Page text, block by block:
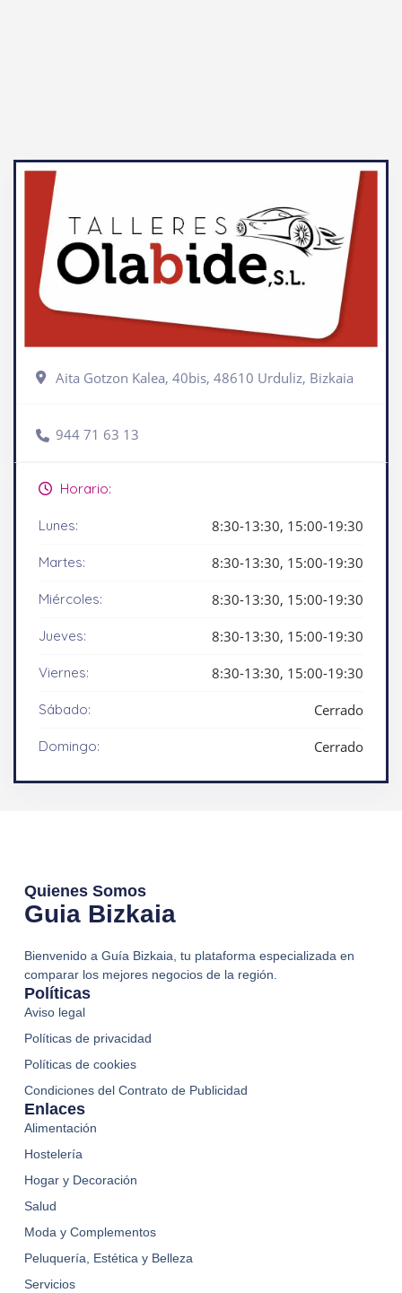
Aita Gotzon Kalea, 40bis, 48610 Urduliz, Bizkaia
944 71 63 13
Horario:
Lunes: 8:30-13:30, 15:00-19:30
Martes: 8:30-13:30, 15:00-19:30
Miércoles: 8:30-13:30, 15:00-19:30
Jueves: 8:30-13:30, 15:00-19:30
Viernes: 8:30-13:30, 15:00-19:30
Sábado: Cerrado
Domingo: Cerrado
Quienes Somos
Guia Bizkaia
Bienvenido a Guía Bizkaia, tu plataforma especializada en
comparar los mejores negocios de la región.
Enlaces
Alimentación
Hostelería
Hogar y Decoración
Salud
Moda y Complementos
Peluquería, Estética y Belleza
Servicios
Políticas
Aviso legal
Políticas de privacidad
Políticas de cookies
Condiciones del Contrato de Publicidad